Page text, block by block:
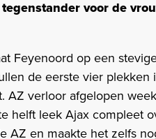
voor de
Feyenoord op een
de eerste vier
AZ verloor afgelopen
helft leek Ajax compleet
AZ en maakte het zelfs